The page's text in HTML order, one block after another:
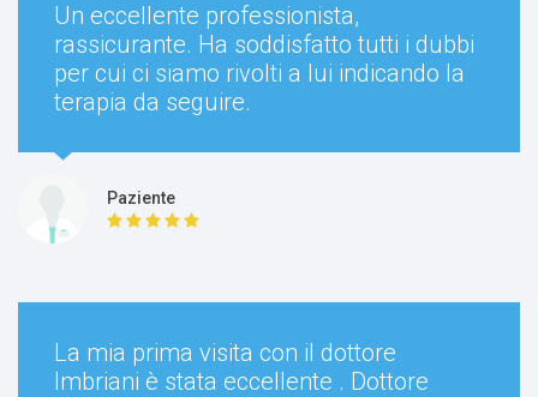
130 €
Un eccellente professionista,
rassicurante. Ha soddisfatto tutti i dubbi
per cui ci siamo rivolti a lui indicando la
terapia da seguire.
Paziente
La mia prima visita con il dottore
Imbriani è stata eccellente . Dottore